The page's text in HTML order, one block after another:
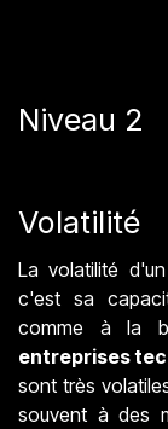
Niveau 2
Volatilité
La volatilité
c'est sa
comme à la
entreprises
sont très
souvent à des